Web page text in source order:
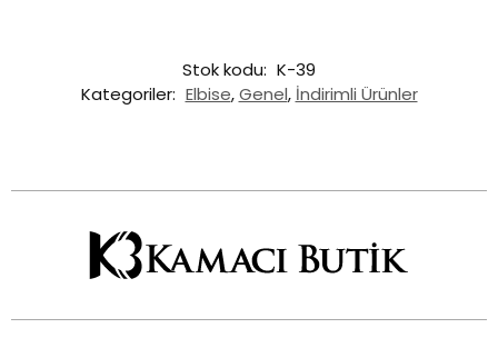
Stok kodu: K-39
Kategoriler: Elbise,Genel, İndirimli Ürünler